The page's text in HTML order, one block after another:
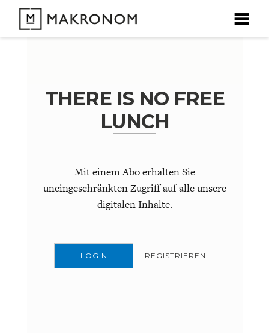
X
ARTIKEL
FEATURES
THEMEN
NEWSLETTER
SUCHE
X
X
BODEN
X
CHARTBOOK
THERE IS NO FREE
LUNCH
Mit einem Abo erhalten Sie
uneingeschränkten Zugriff auf alle unsere
digitalen Inhalte.
LOGIN REGISTRIEREN